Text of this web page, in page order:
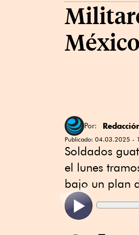
Por:
Publicado: 04.03.2025 -
Soldados
el lunes
bajo un plan